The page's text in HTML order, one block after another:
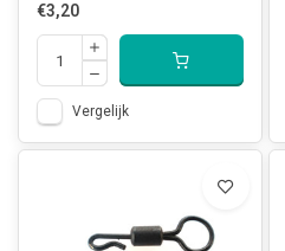
€3,20
Vergelijk